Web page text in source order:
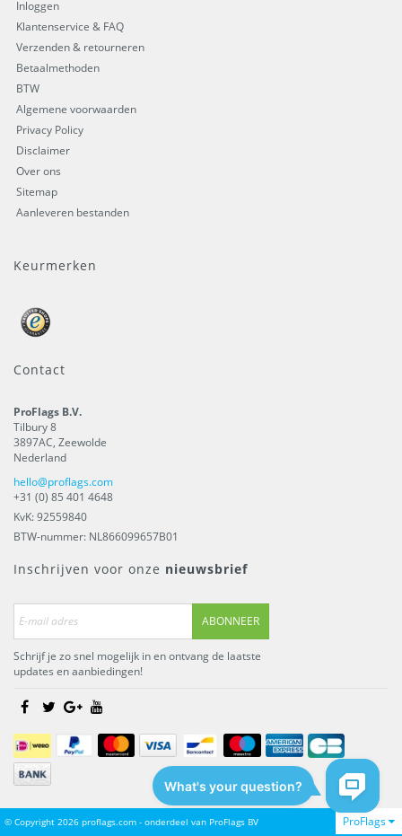
Inloggen
Klantenservice & FAQ
Verzenden & retourneren
Betaalmethoden
BTW
Algemene voorwaarden
Privacy Policy
Disclaimer
Over ons
Sitemap
Aanleveren bestanden
Keurmerken
Contact
ProFlags B.V.
Tilbury 8
3897AC, Zeewolde
Nederland
hello@proflags.com
+31 (0) 85 401 4648
KvK: 92559840
BTW-nummer: NL866099657B01
Inschrijven voor onze nieuwsbrief
ABONNEER
Schrijf je zo snel mogelijk in en ontvang de laatste
updates en aanbiedingen!
ProFlags
© Copyright 2026 proflags.com - onderdeel van ProFlags BV